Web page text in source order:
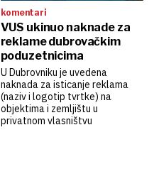
komentari
VUS ukinuo naknade za
reklame dubrovačkim
poduzetnicima
U Dubrovniku je uvedena
naknada za isticanje reklama
(naziv i logotip tvrtke) na
objektima i zemljištu u
privatnom vlasništvu